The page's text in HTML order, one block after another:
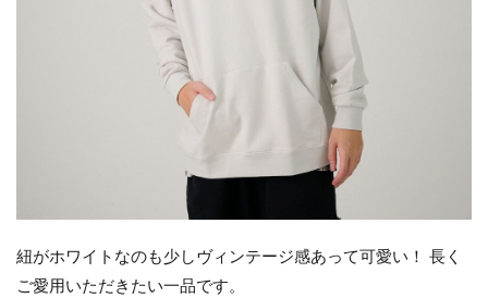
紐がホワイトなのも少しヴィンテージ感あって可愛い！ 長く
ご愛用いただきたい一品です。